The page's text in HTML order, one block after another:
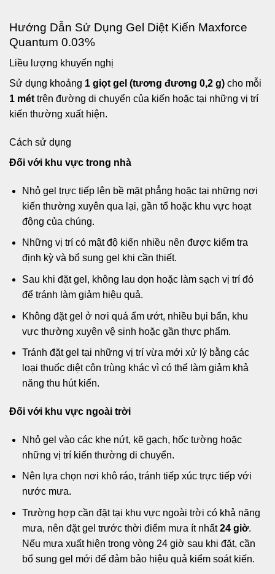
Hướng Dẫn Sử Dụng Gel Diệt Kiến Maxforce
Quantum 0.03%
Liều lượng khuyến nghị
Sử dụng khoảng 1 giọt gel (tương đương 0,2 g) cho mỗi
1 mét trên đường di chuyển của kiến hoặc tại những vị trí
kiến thường xuất hiện.
Cách sử dụng
Đối với khu vực trong nhà
Nhỏ gel trực tiếp lên bề mặt phẳng hoặc tại những nơi
kiến thường xuyên qua lại, gần tổ hoặc khu vực hoạt
động của chúng.
Những vị trí có mật độ kiến nhiều nên được kiểm tra
định kỳ và bổ sung gel khi cần thiết.
Sau khi đặt gel, không lau dọn hoặc làm sạch vị trí đó
để tránh làm giảm hiệu quả.
Không đặt gel ở nơi quá ẩm ướt, nhiều bụi bẩn, khu
vực thường xuyên vệ sinh hoặc gần thực phẩm.
Tránh đặt gel tại những vị trí vừa mới xử lý bằng các
loại thuốc diệt côn trùng khác vì có thể làm giảm khả
năng thu hút kiến.
Đối với khu vực ngoài trời
Nhỏ gel vào các khe nứt, kẽ gạch, hốc tường hoặc
những vị trí kiến thường di chuyển.
Nên lựa chọn nơi khô ráo, tránh tiếp xúc trực tiếp với
nước mưa.
Trường hợp cần đặt tại khu vực ngoài trời có khả năng
mưa, nên đặt gel trước thời điểm mưa ít nhất24 giờ.
Nếu mưa xuất hiện trong vòng 24 giờ sau khi đặt, cần
bổ sung gel mới để đảm bảo hiệu quả kiểm soát kiến.